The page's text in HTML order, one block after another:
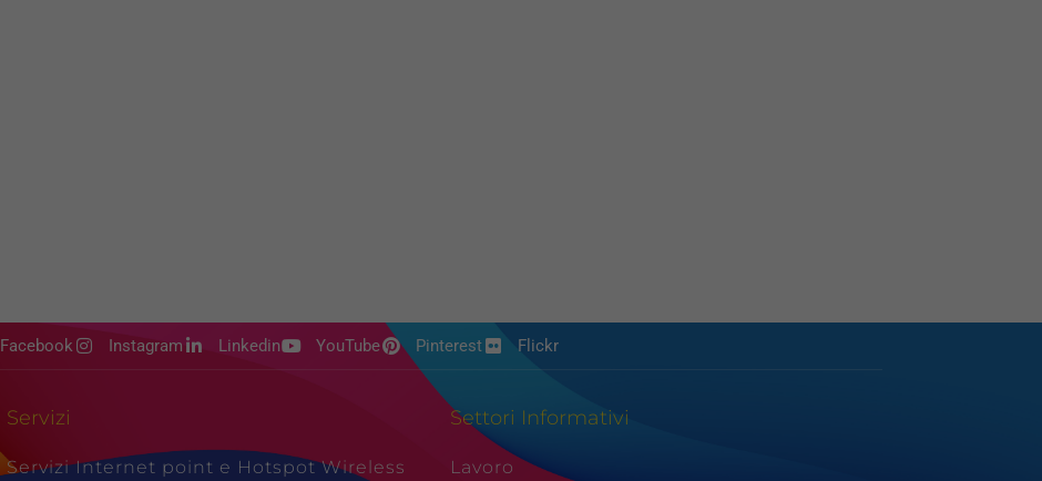
Facebook Instagram Linkedin YouTube Pinterest Flickr
Servizi
Servizi Internet point e Hotspot Wireless
Settori Informativi
Lavoro